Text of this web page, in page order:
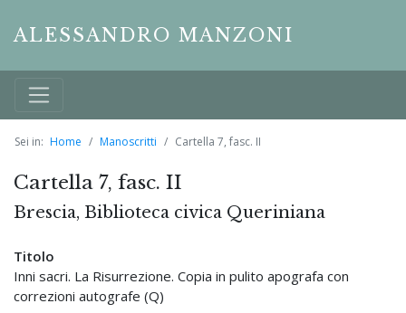
ALESSANDRO MANZONI
Sei in: Home Manoscritti Cartella 7, fasc. II
Cartella 7, fasc. II
Brescia, Biblioteca civica Queriniana
Titolo
Inni sacri. La Risurrezione. Copia in pulito apografa con
correzioni autografe (Q)